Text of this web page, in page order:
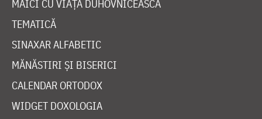
MAICI CU VIAȚĂ DUHOVNICEASCĂ
TEMATICĂ
SINAXAR ALFABETIC
MĂNĂSTIRI ȘI BISERICI
CALENDAR ORTODOX
WIDGET DOXOLOGIA